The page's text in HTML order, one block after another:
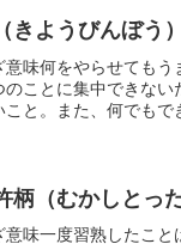
きようびんぼう）
意味何をやらせても
のことに集中できな
こと。また、何でもで
柄（むかしとっ
意味一度習熟したこ